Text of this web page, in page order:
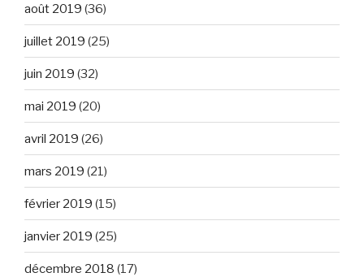
août 2019 (36)
juillet 2019 (25)
juin 2019 (32)
mai 2019 (20)
avril 2019 (26)
mars 2019 (21)
février 2019 (15)
janvier 2019 (25)
décembre 2018 (17)